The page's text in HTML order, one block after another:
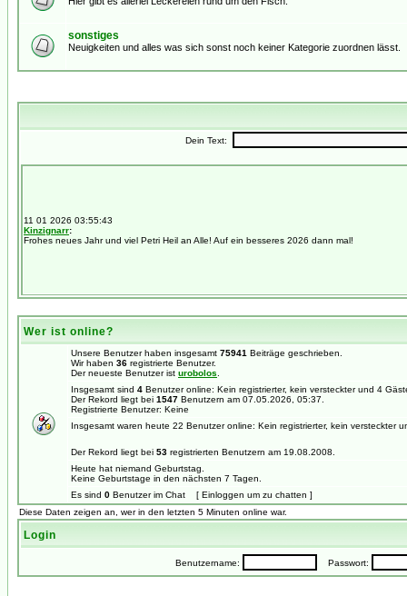
sonstiges
Neuigkeiten und alles was sich sonst noch keiner Kategorie zuordnen lässt.
Wer ist online?
Unsere Benutzer haben insgesamt 75941 Beiträge geschrieben.
Wir haben 36 registrierte Benutzer.
Der neueste Benutzer ist urobolos
Insgesamt sind 4 Benutzer online: Kein registrierter, kein versteckter und 4
Der Rekord liegt bei 1547 Benutzern am 07.05.2026, 05:37.
Registrierte Benutzer: Keine
Insgesamt waren heute 22 Benutzer online: Kein registrierter, kein versteckter
Der Rekord liegt bei 53 registrierten Benutzern am 19.08.2008.
Heute hat niemand Geburtstag.
Keine Geburtstage in den nächsten 7 Tagen.
Es sind 0 Benutzer im Chat [ Einloggen um zu chatten ]
Diese Daten zeigen an, wer in den letzten 5 Minuten online war.
Login
Benutzername: Passwort: